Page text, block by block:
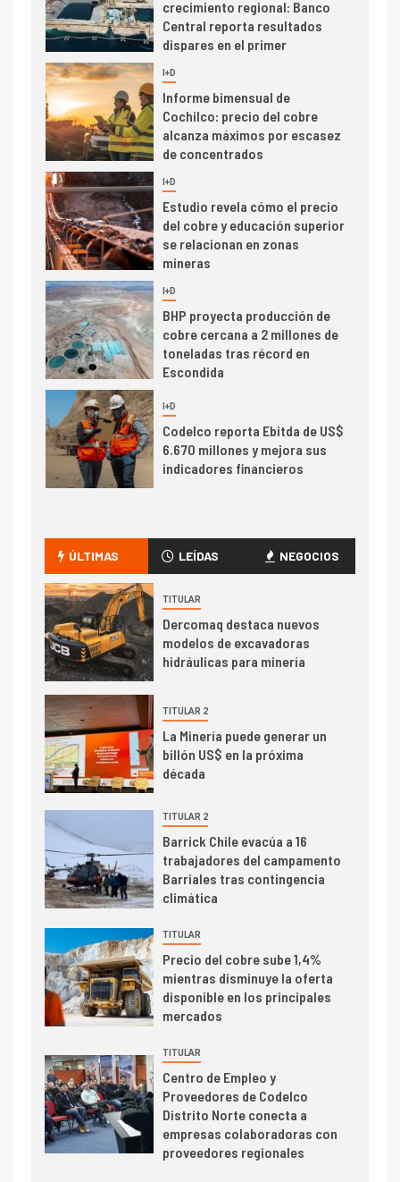
crecimiento regional: Banco
Central reporta resultados
dispares en el primer
4 I+D
Informe bimensual de
Cochilco: precio del cobre
alcanza máximos por escasez
de concentrados
5 I+D
Estudio revela cómo el precio
del cobre y educación superior
se relacionan en zonas
mineras
6 I+D
BHP proyecta producción de
cobre cercana a 2 millones de
toneladas tras récord en
Escondida
I+D
Codelco reporta Ebitda de US$
6.670 millones y mejora sus
indicadores financieros
camión 100% eléctrico para
transportar cátodos al Puerto
2
Producción minera en mayo de
3
PIB minero impacta el
crecimiento regional: Banco
trimestre
I+D
Informe bimensual de
Cochilco: precio del cobre
alcanza máximos por escasez
5 I+D
Estudio revela cómo el precio
del cobre y educación superior
se relacionan en zonas
mineras
6 I+D
BHP proyecta producción de
cobre cercana a 2 millones de
toneladas tras récord en
Escondida
ÚLTIMAS LEÍDAS NEGOCIOS
TITULAR
Dercomaq destaca nuevos
modelos de excavadoras
hidráulicas para minería
TITULAR 2
La Minería puede generar un
billón US$ en la próxima
década
TITULAR 2
Barrick Chile evacúa a 16
trabajadores del campamento
Barriales tras contingencia
climática
TITULAR
Precio del cobre sube 1,4%
mientras disminuye la oferta
disponible en los principales
mercados
TITULAR
Centro de Empleo y
Proveedores de Codelco
Distrito Norte conecta a
empresas colaboradoras con
proveedores regionales